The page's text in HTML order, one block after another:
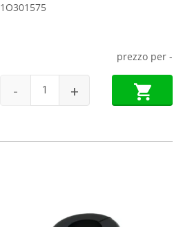
1O301575
prezzo per -
- +